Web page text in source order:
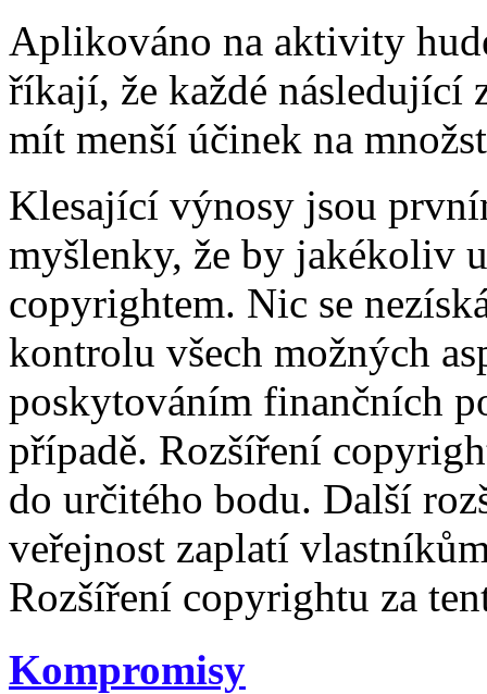
Aplikováno na aktivity
říkají, že každé následující
mít menší účinek na
Klesající výnosy jsou
myšlenky, že by jakékoliv
copyrightem. Nic se
kontrolu všech možných
poskytováním finančních
případě. Rozšíření
do určitého bodu. Další
veřejnost zaplatí
Rozšíření copyrightu za
Kompromisy